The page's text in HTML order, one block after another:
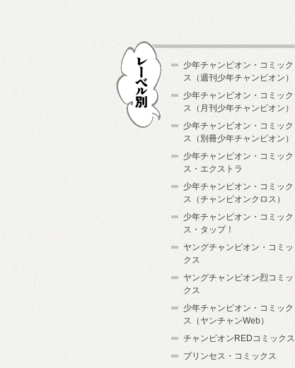
少年チャンピオン・コミック
ス（週刊少年チャンピオン）
少年チャンピオン・コミック
ス（月刊少年チャンピオン）
少年チャンピオン・コミック
ス（別冊少年チャンピオン）
少年チャンピオン・コミック
ス・エクストラ
少年チャンピオン・コミック
ス（チャンピオンクロス）
少年チャンピオン・コミック
ス・タップ！
ヤングチャンピオン・コミッ
クス
ヤングチャンピオン烈コミッ
クス
少年チャンピオン・コミック
ス（ヤンチャンWeb）
チャンピオンREDコミックス
プリンセス・コミックス